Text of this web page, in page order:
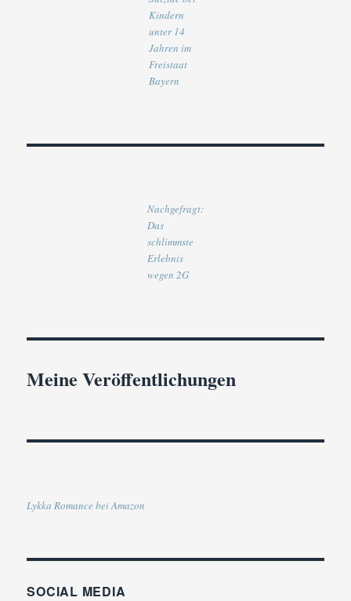
Kindern
unter 14
Jahren im
Freistaat
Bayern
Nachgefragt:
Das
schlimmste
Erlebnis
wegen 2G
Meine Veröffentlichungen
Lykka Romance bei Amazon
SOCIAL MEDIA